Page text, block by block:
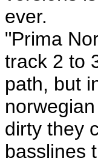
ever.
"Prima
track 2 to
path, but
dirty they
basslines